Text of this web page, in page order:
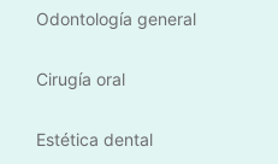
Odontología general
Cirugía oral
Estética dental